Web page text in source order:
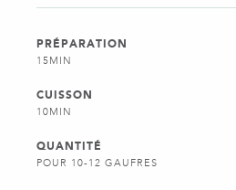
PRÉPARATION
15MIN
CUISSON
10MIN
QUANTITÉ
POUR 10-12 GAUFRES